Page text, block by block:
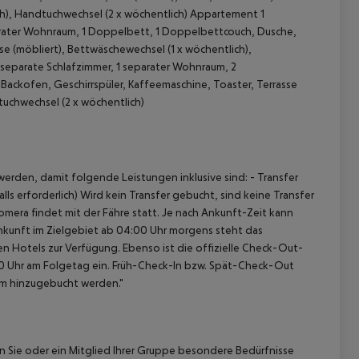
Handtuchwechsel (2 x wöchentlich) Appartement 1
Wohnraum, 1 Doppelbett, 1 Doppelbettcouch, Dusche,
(möbliert), Bettwäschewechsel (1 x wöchentlich),
Schlafzimmer, 1 separater Wohnraum, 2
Geschirrspüler, Kaffeemaschine, Toaster, Terrasse
(2 x wöchentlich)
damit folgende Leistungen inklusive sind: - Transfer
erforderlich) Wird kein Transfer gebucht, sind keine Transfer
findet mit der Fähre statt. Je nach Ankunft-Zeit kann
im Zielgebiet ab 04:00 Uhr morgens steht das
Hotels zur Verfügung. Ebenso ist die offizielle Check-Out-
am Folgetag ein. Früh-Check-In bzw. Spät-Check-Out
hinzugebucht werden."
oder ein Mitglied Ihrer Gruppe besondere Bedürfnisse